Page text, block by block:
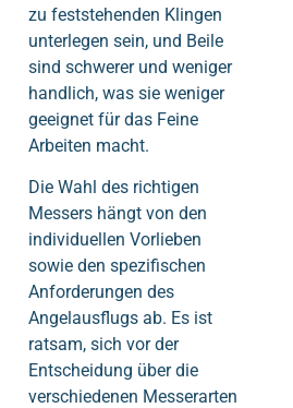
zu feststehenden Klingen
unterlegen sein, und Beile
sind schwerer und weniger
handlich, was sie weniger
geeignet für das Feine
Arbeiten macht.
Die Wahl des richtigen
Messers hängt von den
individuellen Vorlieben
sowie den spezifischen
Anforderungen des
Angelausflugs ab. Es ist
ratsam, sich vor der
Entscheidung über die
verschiedenen Messerarten